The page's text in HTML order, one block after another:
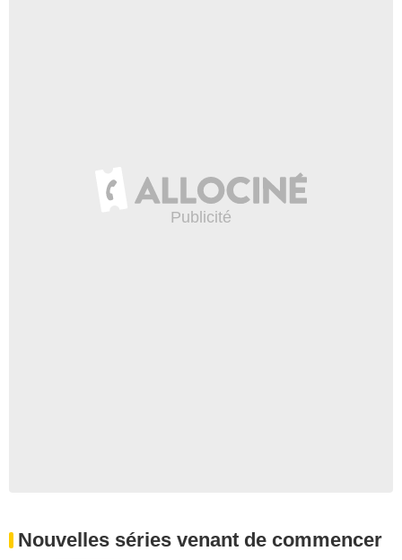
Nouvelles séries venant de commencer